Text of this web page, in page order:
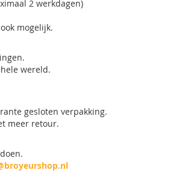
2 werkdagen)
mogelijk.
wereld.
gesloten verpakking.
meer retour.